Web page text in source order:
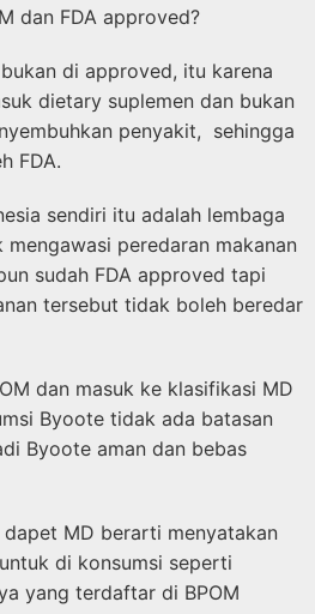
dan FDA approved?
di approved, itu karena
dietary suplemen dan bukan
penyakit, sehingga
FDA.
sendiri itu adalah lembaga
peredaran makanan
sudah FDA approved tapi
tersebut tidak boleh beredar
dan masuk ke klasifikasi MD
Byoote tidak ada batasan
Byoote aman dan bebas
MD berarti menyatakan
di konsumsi seperti
yang terdaftar di BPOM